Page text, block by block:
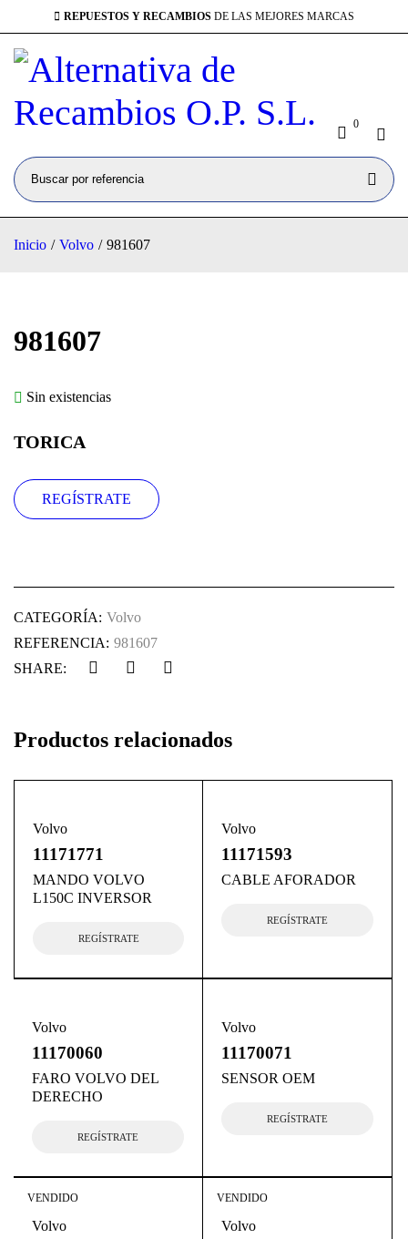
REPUESTOS Y RECAMBIOS DE LAS MEJORES MARCAS
0
Inicio / Volvo / 981607
981607
Sin existencias
TORICA
REGÍSTRATE
CATEGORÍA: Volvo
REFERENCIA: 981607
SHARE:
Productos relacionados
Volvo
11171771
MANDO VOLVO
L150C INVERSOR
REGÍSTRATE
Volvo
11171593
CABLE AFORADOR
REGÍSTRATE
Volvo
11170060
FARO VOLVO DEL
DERECHO
REGÍSTRATE
Volvo
11170071
SENSOR OEM
REGÍSTRATE
VENDIDO
Volvo
VENDIDO
Volvo